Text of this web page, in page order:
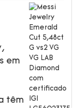
em
têm